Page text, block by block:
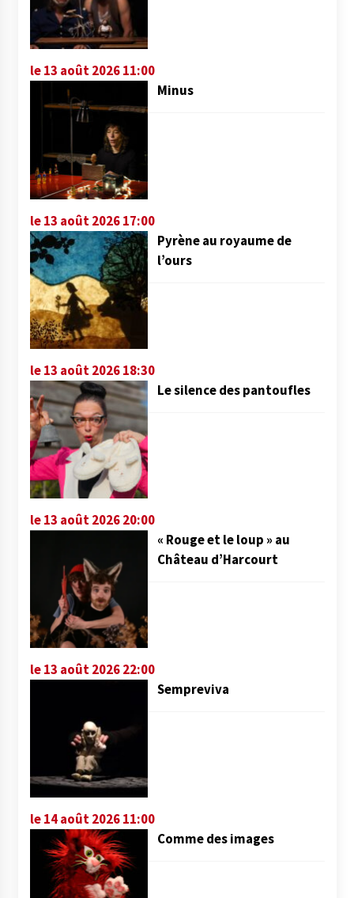
le 13 août 2026 11:00
Minus
le 13 août 2026 17:00
Pyrène au royaume de
l’ours
le 13 août 2026 18:30
Le silence des pantoufles
le 13 août 2026 20:00
« Rouge et le loup » au
Château d’Harcourt
le 13 août 2026 22:00
Sempreviva
le 14 août 2026 11:00
Comme des images